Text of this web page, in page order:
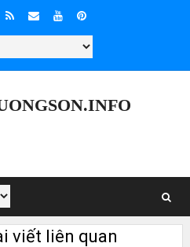
viết liên quan